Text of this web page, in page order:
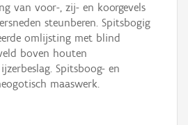
van voor-, zij- en koorgevels
steunberen. Spitsbogig
omlijsting met blind
boven houten
Spitsboog- en
maaswerk.